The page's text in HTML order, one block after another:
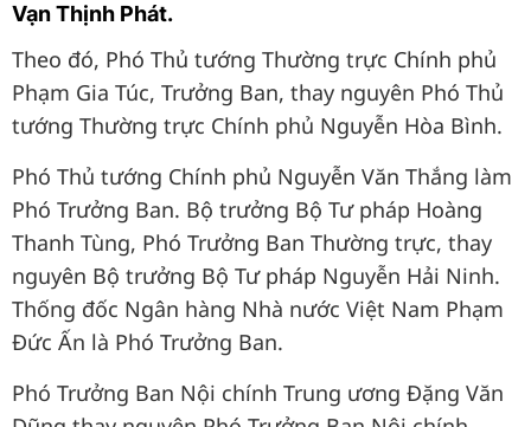
Vạn Thịnh Phát.
Theo đó, Phó Thủ tướng Thường trực Chính phủ
Phạm Gia Túc, Trưởng Ban, thay nguyên Phó Thủ
tướng Thường trực Chính phủ Nguyễn Hòa Bình.
Phó Thủ tướng Chính phủ Nguyễn Văn Thắng làm
Phó Trưởng Ban. Bộ trưởng Bộ Tư pháp Hoàng
Thanh Tùng, Phó Trưởng Ban Thường trực, thay
nguyên Bộ trưởng Bộ Tư pháp Nguyễn Hải Ninh.
Thống đốc Ngân hàng Nhà nước Việt Nam Phạm
Đức Ấn là Phó Trưởng Ban.
Phó Trưởng Ban Nội chính Trung ương Đặng Văn